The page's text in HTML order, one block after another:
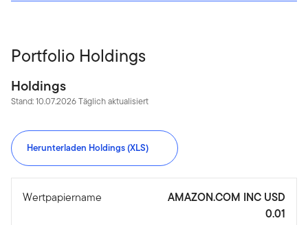
Portfolio Holdings
Holdings
Stand: 10.07.2026 Täglich aktualisiert
Herunterladen Holdings (XLS)
Wertpapiername
AMAZON.COM INC USD
0.01